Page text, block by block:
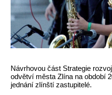
Návrhovou část Strategie
odvětví města Zlína na období
jednání zlínští zastupitelé.